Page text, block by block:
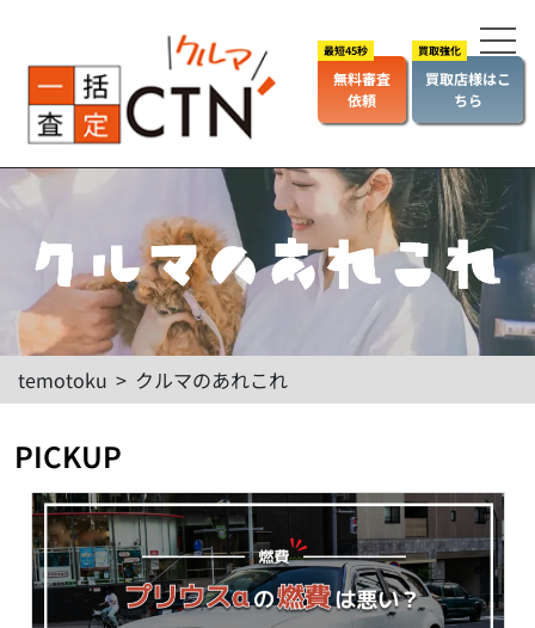
無料審査
依頼
買取店様はこ
ちら
temotoku > クルマのあれこれ
PICKUP